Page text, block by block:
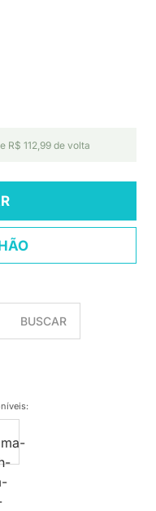
R$ 112,99 de volta
BUSCAR
: